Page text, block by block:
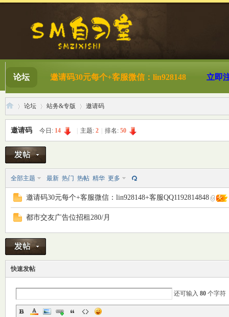
论坛 邀请码30元每个+客服微信：lin928148 立即
S »
论坛
›
站务&专版 邀请码
邀请码 今日: 14 主题: 2 排名: 50
全部主题 最新 热门 热帖 精华 更多
邀请码30元每个+客服微信：lin928148+客服QQ1192814848
都市交友广告位招租280/月
快速发帖
还可输入 80个字符